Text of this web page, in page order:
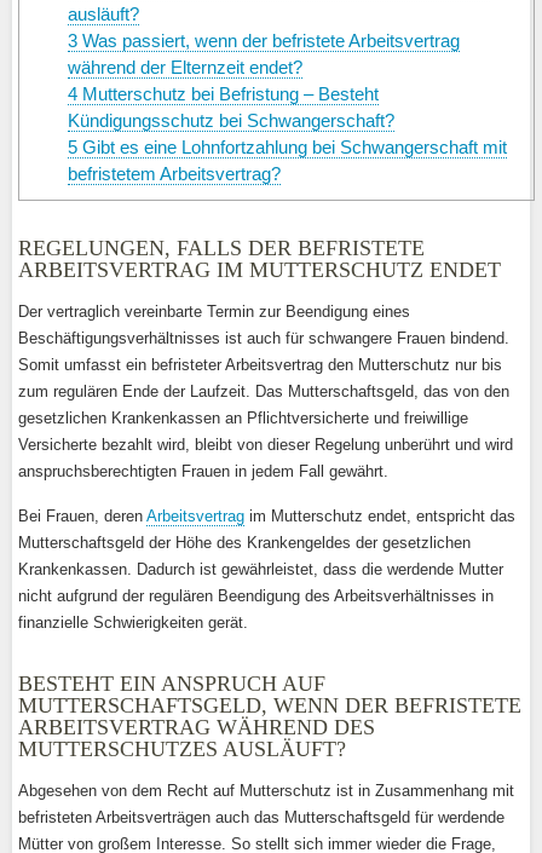
ausläuft?
3 Was passiert, wenn der befristete Arbeitsvertrag
während der Elternzeit endet?
4 Mutterschutz bei Befristung – Besteht
Kündigungsschutz bei Schwangerschaft?
5 Gibt es eine Lohnfortzahlung bei Schwangerschaft mit
befristetem Arbeitsvertrag?
REGELUNGEN, FALLS DER BEFRISTETE
ARBEITSVERTRAG IM MUTTERSCHUTZ ENDET
Der vertraglich vereinbarte Termin zur Beendigung eines
Beschäftigungsverhältnisses ist auch für schwangere Frauen bindend.
Somit umfasst ein befristeter Arbeitsvertrag den Mutterschutz nur bis
zum regulären Ende der Laufzeit. Das Mutterschaftsgeld, das von den
gesetzlichen Krankenkassen an Pflichtversicherte und freiwillige
Versicherte bezahlt wird, bleibt von dieser Regelung unberührt und wird
anspruchsberechtigten Frauen in jedem Fall gewährt.
Bei Frauen, deren Arbeitsvertrag im Mutterschutz endet, entspricht das
Mutterschaftsgeld der Höhe des Krankengeldes der gesetzlichen
Krankenkassen. Dadurch ist gewährleistet, dass die werdende Mutter
nicht aufgrund der regulären Beendigung des Arbeitsverhältnisses in
finanzielle Schwierigkeiten gerät.
BESTEHT EIN ANSPRUCH AUF
MUTTERSCHAFTSGELD, WENN DER BEFRISTETE
ARBEITSVERTRAG WÄHREND DES
MUTTERSCHUTZES AUSLÄUFT?
Abgesehen von dem Recht auf Mutterschutz ist in Zusammenhang mit
befristeten Arbeitsverträgen auch das Mutterschaftsgeld für werdende
Mütter von großem Interesse. So stellt sich immer wieder die Frage,